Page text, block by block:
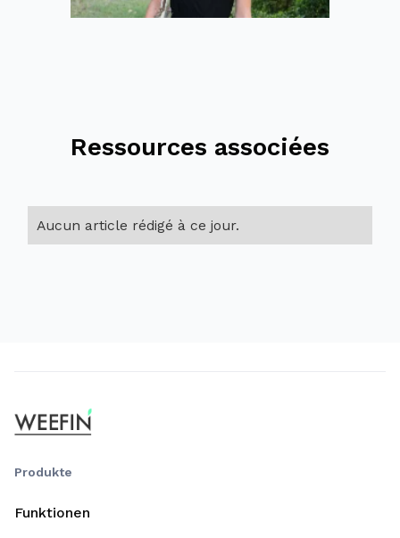
Ressources associées
Aucun article rédigé à ce jour.
Produkte
Funktionen